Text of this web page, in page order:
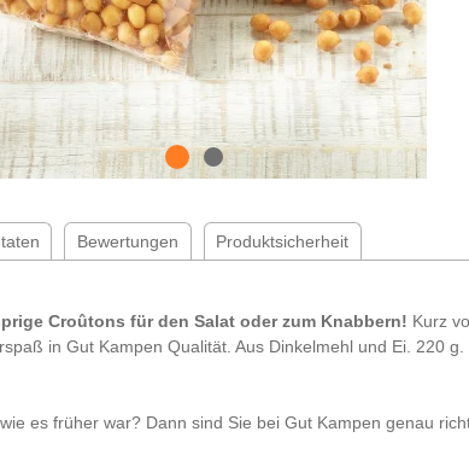
Bewertungen Produktsicherheit
Croûtons für den Salat oder zum Knabbern! Kurz
in Gut Kampen Qualität. Aus Dinkelmehl und Ei. 220 g.
es früher war? Dann sind Sie bei Gut Kampen genau